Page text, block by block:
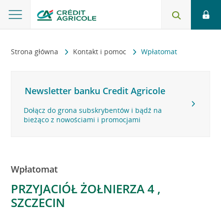
Strona główna Kontakt i pomoc Wpłatomat
Newsletter banku Credit Agricole
Dołącz do grona subskrybentów i bądź na
bieżąco z nowościami i promocjami
Wpłatomat
PRZYJACIÓŁ ŻOŁNIERZA 4 ,
SZCZECIN